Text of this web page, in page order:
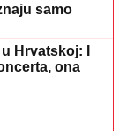
samo
Hrvatskoj: I
ona